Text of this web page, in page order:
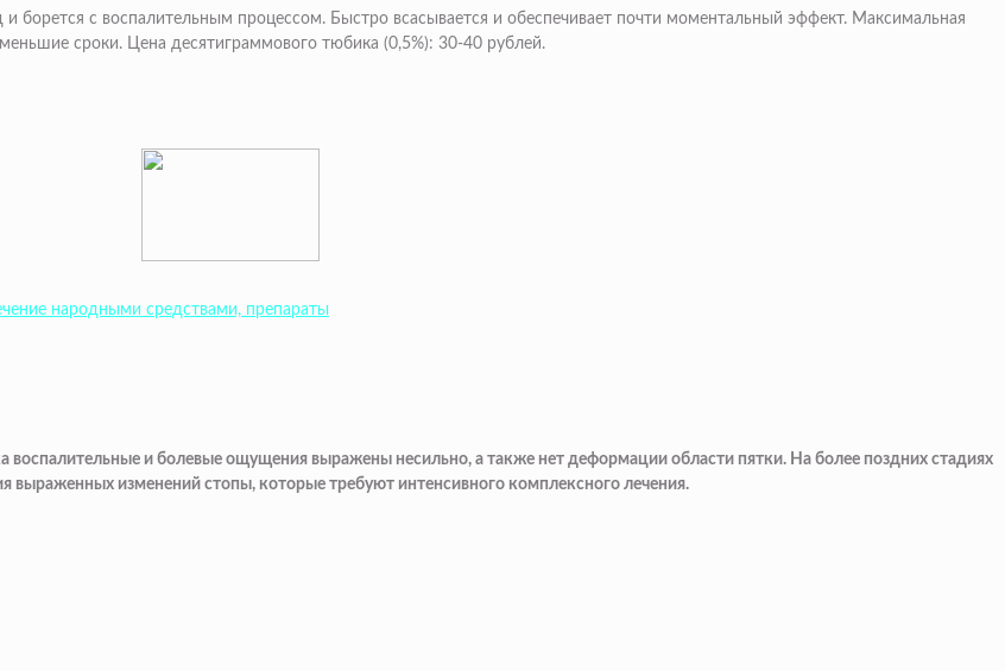
борется с воспалительным процессом. Быстро всасывается и обеспечивает почти моментальный эффект. Максимальная
сроки. Цена десятиграммового тюбика (0,5%): 30-40 рублей.
народными средствами, препараты
воспалительные и болевые ощущения выражены несильно, а также нет деформации области пятки. На более поздних стадиях
выраженных изменений стопы, которые требуют интенсивного комплексного лечения.